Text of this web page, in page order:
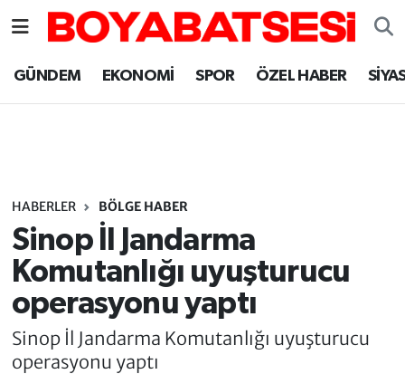
GÜNDEM EKONOMİ SPOR ÖZEL HABER
HABERLER BÖLGE HABER
Sinop İl Jandarma
Komutanlığı uyuşturucu
operasyonu yaptı
Sinop İl Jandarma Komutanlığı uyuşturucu
operasyonu yaptı
Sinop Nöbetçi Eczaneler
Sinop Trafik Yoğunluk Haritası
Süper Lig Puan Durumu ve Fikstür
Tüm Manşetler
Son Dakika Haberleri